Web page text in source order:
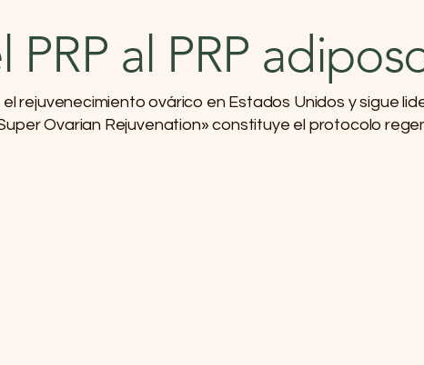
PRP al PRP
rejuvenecimiento ovárico en Estados Unidos y sigue
Ovarian Rejuvenation» constituye el protocolo